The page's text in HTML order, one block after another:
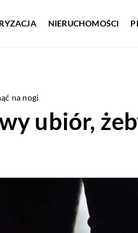
NIERUCHOMOŚCI
na nogi
ubiór,